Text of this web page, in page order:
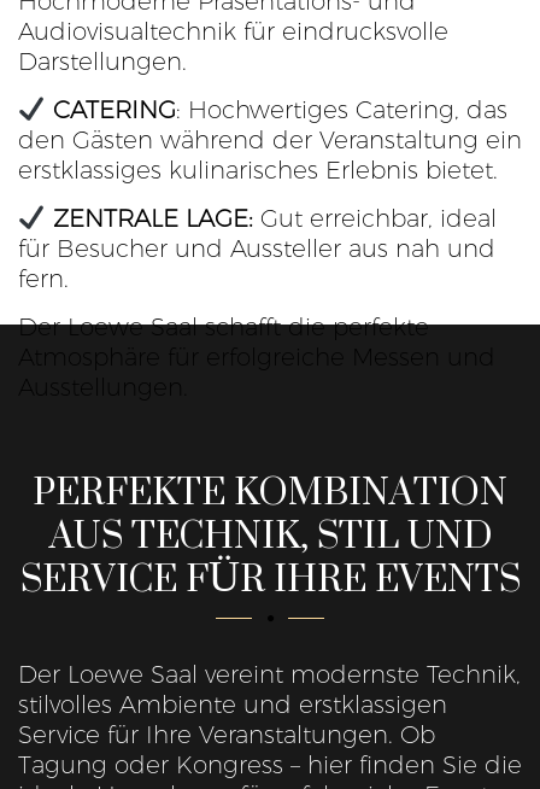
Audiovisualtechnik für eindrucksvolle
Darstellungen.
CATERING: Hochwertiges Catering, das
den Gästen während der Veranstaltung ein
erstklassiges kulinarisches Erlebnis bietet.
ZENTRALE LAGE:Gut erreichbar, ideal
für Besucher und Aussteller aus nah und
fern.
Der Loewe Saal schafft die perfekte
Atmosphäre für erfolgreiche Messen und
Ausstellungen.
PERFEKTE KOMBINATION
AUS TECHNIK, STIL UND
SERVICE FÜR IHRE EVENTS
Der Loewe Saal vereint modernste Technik,
stilvolles Ambiente und erstklassigen
Service für Ihre Veranstaltungen. Ob
Tagung oder Kongress – hier finden Sie die